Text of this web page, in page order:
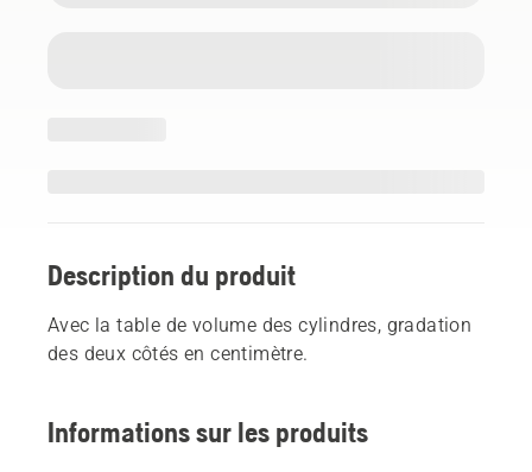
Description du produit
Avec la table de volume des cylindres, gradation
des deux côtés en centimètre.
Informations sur les produits